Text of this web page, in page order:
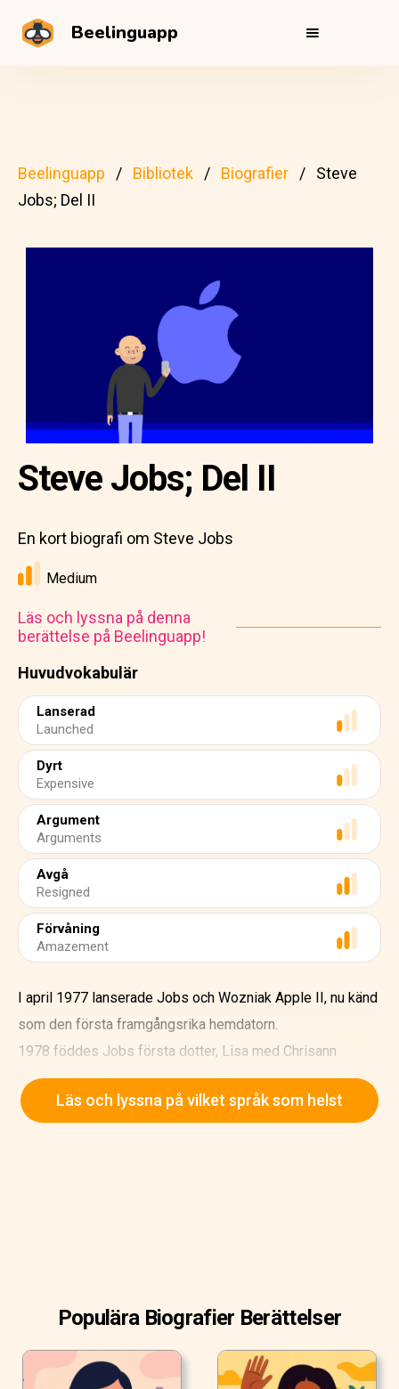
Beelinguapp
Beelinguapp Bibliotek Biografier
Steve
Jobs; Del II
Huvudvokabulär
Lanserad
Launched
Dyrt
Expensive
Argument
Arguments
Avgå
Resigned
Förvåning
Amazement
Steve Jobs; Del II
En kort biografi om Steve Jobs
Medium
Läs och lyssna på denna
berättelse på Beelinguapp!
I april 1977 lanserade Jobs och Wozniak Apple II, nu känd
som den första framgångsrika hemdatorn.
1978 föddes Jobs första dotter, Lisa med Chrisann
Brennan. Först förnekade Jobs att Lisa var hans dotter.
men ett DNA-test bekräftade honom som far till barnet.
Läs och lyssna på vilket språk som helst
Populära Biografier Berättelser